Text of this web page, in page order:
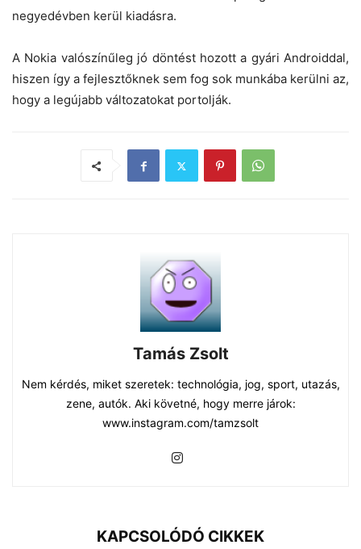
negyedévben kerül kiadásra.
A Nokia valószínűleg jó döntést hozott a gyári Androiddal,
hiszen így a fejlesztőknek sem fog sok munkába kerülni az,
hogy a legújabb változatokat portolják.
Tamás Zsolt
Nem kérdés, miket szeretek: technológia, jog, sport, utazás,
zene, autók. Aki követné, hogy merre járok:
www.instagram.com/tamzsolt
KAPCSOLÓDÓ CIKKEK